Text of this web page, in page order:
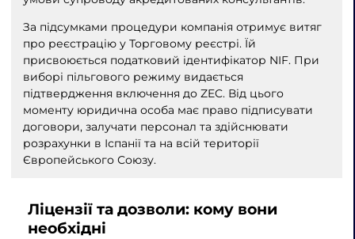
За підсумками процедури компанія отримує витяг
про реєстрацію у Торговому реєстрі. Їй
присвоюється податковий ідентифікатор NIF. При
виборі пільгового режиму видається
підтвердження включення до ZEC. Від цього
моменту юридична особа має право підписувати
договори, залучати персонал та здійснювати
розрахунки в Іспанії та на всій території
Європейського Союзу.
Ліцензії та дозволи: кому вони
необхідні